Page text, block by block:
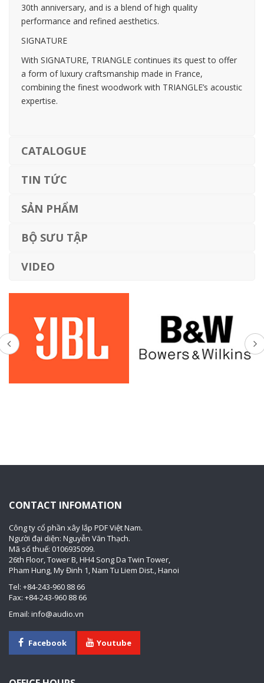
30th anniversary, and is a blend of high quality
performance and refined aesthetics.
SIGNATURE
With SIGNATURE, TRIANGLE continues its quest to offer
a form of luxury craftsmanship made in France,
combining the finest woodwork with TRIANGLE’s acoustic
expertise.
CATALOGUE
TIN TỨC
SẢN PHẨM
BỘ SƯU TẬP
VIDEO
CONTACT INFOMATION
Công ty cổ phần xây lắp PDF Việt Nam.
Người đại diện: Nguyễn Văn Thạch.
Mã số thuế: 0106935099.
26th Floor, Tower B, HH4 Song Da Twin Tower,
Pham Hung, My Đinh 1, Nam Tu Liem Dist., Hanoi
Tel: +84-243-960 88 66
Fax: +84-243-960 88 66
Email: info@audio.vn
Facebook Youtube